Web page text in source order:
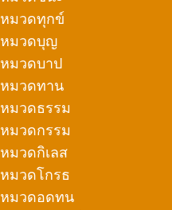
หมวดทุกข์
หมวดบุญ
หมวดบาป
หมวดทาน
หมวดธรรม
หมวดกรรม
หมวดกิเลส
หมวดโกรธ
หมวดอดทน